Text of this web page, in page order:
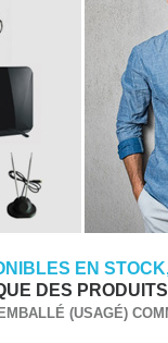
EN
DES
(USAGÉ)